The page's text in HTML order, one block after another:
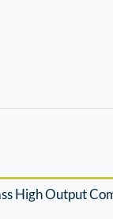
High Output